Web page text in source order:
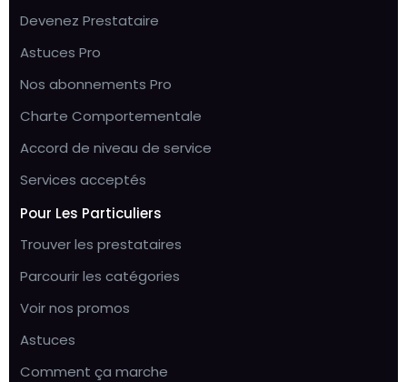
Devenez Prestataire
Astuces Pro
Nos abonnements Pro
Charte Comportementale
Accord de niveau de service
Services acceptés
Pour Les Particuliers
Trouver les prestataires
Parcourir les catégories
Voir nos promos
Astuces
Comment ça marche